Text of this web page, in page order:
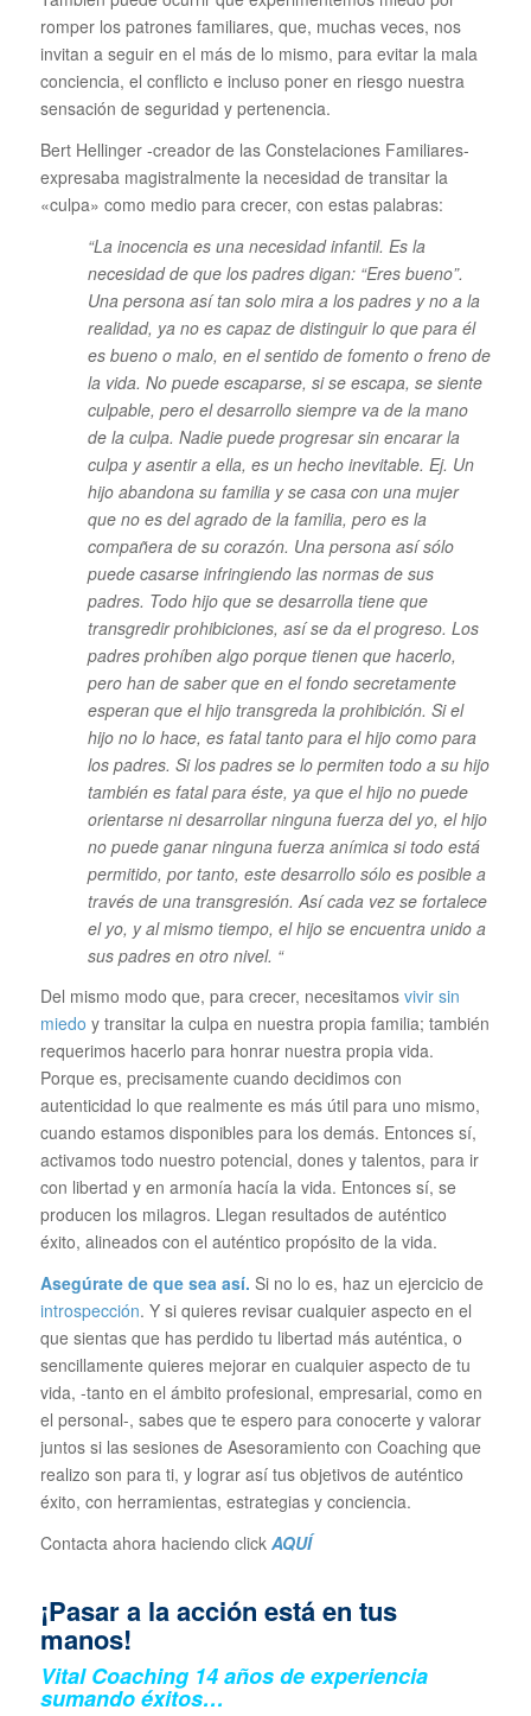
romper los patrones familiares, que, muchas veces, nos
invitan a seguir en el más de lo mismo, para evitar la mala
conciencia, el conflicto e incluso poner en riesgo nuestra
sensación de seguridad y pertenencia.
Bert Hellinger -creador de las Constelaciones Familiares-
expresaba magistralmente la necesidad de transitar la
«culpa» como medio para crecer, con estas palabras:
“La inocencia es una necesidad infantil. Es la
necesidad de que los padres digan: “Eres bueno”.
Una persona así tan solo mira a los padres y no a la
realidad, ya no es capaz de distinguir lo que para él
es bueno o malo, en el sentido de fomento o freno de
la vida. No puede escaparse, si se escapa, se siente
culpable, pero el desarrollo siempre va de la mano
de la culpa. Nadie puede progresar sin encarar la
culpa y asentir a ella, es un hecho inevitable. Ej. Un
hijo abandona su familia y se casa con una mujer
que no es del agrado de la familia, pero es la
compañera de su corazón. Una persona así sólo
puede casarse infringiendo las normas de sus
padres. Todo hijo que se desarrolla tiene que
transgredir prohibiciones, así se da el progreso. Los
padres prohíben algo porque tienen que hacerlo,
pero han de saber que en el fondo secretamente
esperan que el hijo transgreda la prohibición. Si el
hijo no lo hace, es fatal tanto para el hijo como para
los padres. Si los padres se lo permiten todo a su hijo
también es fatal para éste, ya que el hijo no puede
orientarse ni desarrollar ninguna fuerza del yo, el hijo
no puede ganar ninguna fuerza anímica si todo está
permitido, por tanto, este desarrollo sólo es posible a
través de una transgresión. Así cada vez se fortalece
el yo, y al mismo tiempo, el hijo se encuentra unido a
sus padres en otro nivel. “
Del mismo modo que, para crecer, necesitamos vivir sin
miedo y transitar la culpa en nuestra propia familia; también
requerimos hacerlo para honrar nuestra propia vida.
Porque es, precisamente cuando decidimos con
autenticidad lo que realmente es más útil para uno mismo,
cuando estamos disponibles para los demás. Entonces sí,
activamos todo nuestro potencial, dones y talentos, para ir
con libertad y en armonía hacía la vida. Entonces sí, se
producen los milagros. Llegan resultados de auténtico
éxito, alineados con el auténtico propósito de la vida.
Asegúrate de que sea así. Si no lo es, haz un ejercicio de
introspección. Y si quieres revisar cualquier aspecto en el
que sientas que has perdido tu libertad más auténtica, o
sencillamente quieres mejorar en cualquier aspecto de tu
vida, -tanto en el ámbito profesional, empresarial, como en
el personal-, sabes que te espero para conocerte y valorar
juntos si las sesiones de Asesoramiento con Coaching que
realizo son para ti, y lograr así tus objetivos de auténtico
éxito, con herramientas, estrategias y conciencia.
Contacta ahora haciendo click AQUÍ
¡Pasar a la acción está en tus
manos!
Vital Coaching 14 años de experiencia
sumando éxitos…